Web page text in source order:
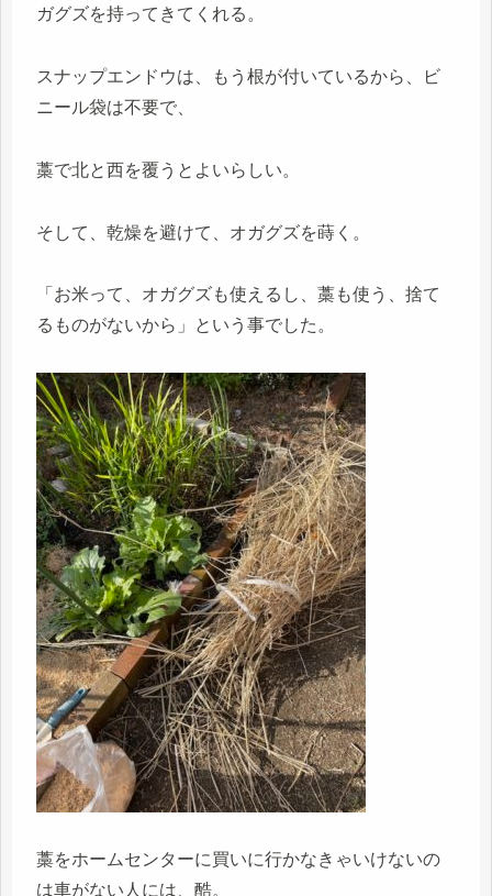
ガグズを持ってきてくれる。
スナップエンドウは、もう根が付いているから、ビ
ニール袋は不要で、
藁で北と西を覆うとよいらしい。
そして、乾燥を避けて、オガグズを蒔く。
「お米って、オガグズも使えるし、藁も使う、捨て
るものがないから」という事でした。
藁をホームセンターに買いに行かなきゃいけないの
は車がない人には、酷。